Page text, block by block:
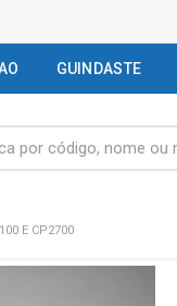
GUINDASTE
E CP2700